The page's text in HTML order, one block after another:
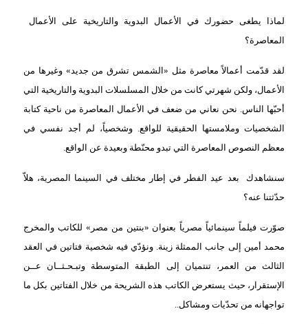
لماذا يطغى حضورك في الأعمال البدوية والتاريخية على الأعمال
المعاصرة؟
لقد قدّمت أعمالاً معاصرة مثل «الشمس تشرق من جديد» وغيرها من
الأعمال، ولكن شهرتي كانت من خلال المسلسلات البدوية والتاريخية التي
أحبّها الناس. نحن نعاني من ضعف في الأعمال المعاصرة من ناحية كتابة
الشخصيات وملامستها الحقيقية للواقع. وشخصياً، لم أجد نفسي في
معظم النصوص المعاصرة التي تبدو محنّطة وبعيدة عن الواقع.
سنشاهدك
بعد عيد الفطر في إطار مختلف في السينما المصرية، هلاّ
حدّثتنا عنه؟
صوّرت فيلماً سينمائياً مصرياً بعنوان «بنتين من مصر» للكاتب والمخرج
محمد أمين إلى جانب الممثلة زينة. ونؤدّي فيه شخصية فتاتين في العقد
الثالث من العمر، تنتميان إلى الطبقة المتوسطة وتبـحـثــان عــن
الإستقرار، حيث يستعرض الكاتب هذه الشريحة من خلال الفتاتين بكل ما
تواجهانه من تحدّيات ومشاكل..